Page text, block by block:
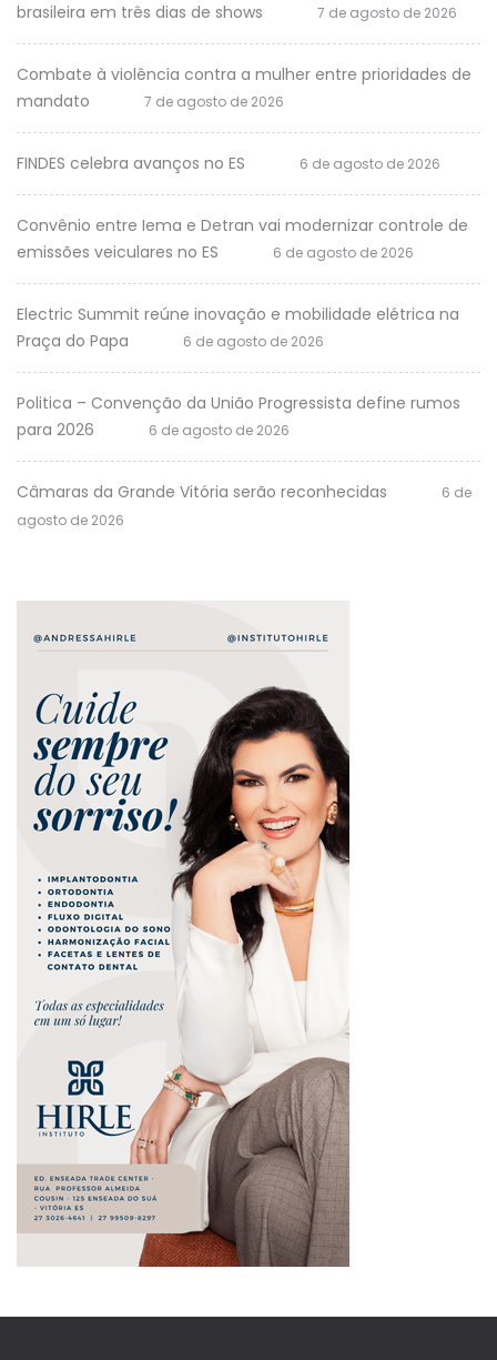
brasileira em três dias de shows
7 de agosto de 2026
Combate à violência contra a mulher entre prioridades de
mandato
7 de agosto de 2026
FINDES celebra avanços no ES 6 de agosto de 2026
Convênio entre Iema e Detran vai modernizar controle de
emissões veiculares no ES
6 de agosto de 2026
Electric Summit reúne inovação e mobilidade elétrica na
Praça do Papa
6 de agosto de 2026
Politica – Convenção da União Progressista define rumos
para 2026
6 de agosto de 2026
Câmaras da Grande Vitória serão reconhecidas
6 de
agosto de 2026